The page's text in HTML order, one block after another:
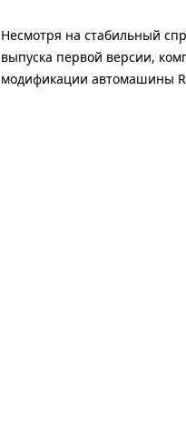
Несмотря на стабильный
выпуска первой версии,
модификации автомашины